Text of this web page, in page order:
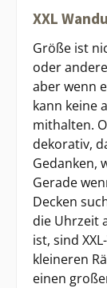
XXL
Größe ist
oder
aber wenn
kann keine
mithalten.
dekorativ,
Gedanken,
Gerade
Decken
die Uhrzeit
ist, sind
kleineren
einen